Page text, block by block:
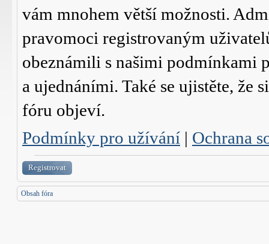
vám mnohem větší možnosti.
pravomoci registrovaným
obeznámili s našimi podmínkami
a ujednáními. Také se ujistěte, že
fóru objeví.
Podmínky pro užívání | Ochrana
Registrovat
Obsah fóra